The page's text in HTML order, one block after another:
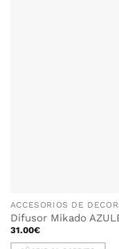
ACCESORIOS DE
Difusor Mikado
31.00€